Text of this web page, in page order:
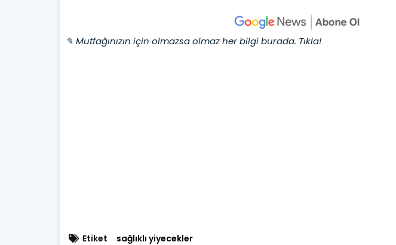
✎ Mutfağınızın için olmazsa olmaz her bilgi burada. Tıkla!
Etiket sağlıklı yiyecekler